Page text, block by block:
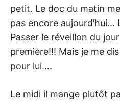
petit. Le doc du matin
pas encore aujourd’hui…
Passer le réveillon du
première!!! Mais je me
pour lui….
Le midi il mange plutôt